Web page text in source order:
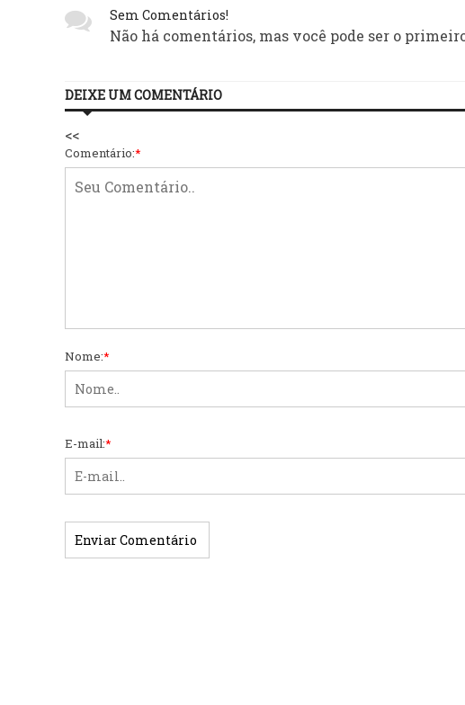
Sem Comentários!
Não há comentários, mas você pode ser o
DEIXE UM COMENTÁRIO
<<
Comentário:*
Nome:*
E-mail:*